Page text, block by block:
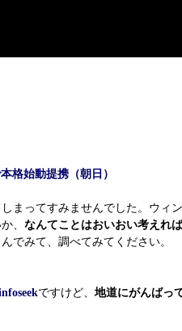
格始動提携（朝日）
まってすみませんでした。ウィ
、 なんてことはおいおい考えれ
でみて、調べてみてください。
ですけど、 地道にがんばっ